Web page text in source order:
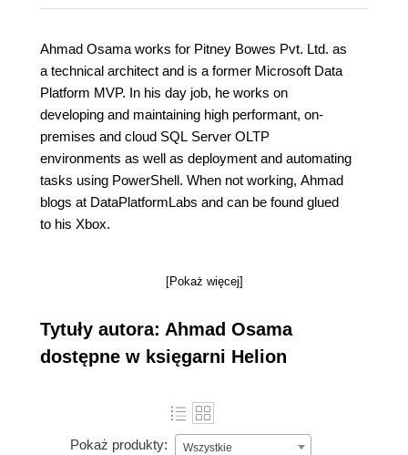
Ahmad Osama works for Pitney Bowes Pvt. Ltd. as
a technical architect and is a former Microsoft Data
Platform MVP. In his day job, he works on
developing and maintaining high performant, on-
premises and cloud SQL Server OLTP
environments as well as deployment and automating
tasks using PowerShell. When not working, Ahmad
blogs at DataPlatformLabs and can be found glued
to his Xbox.
[Pokaż więcej]
Tytuły autora: Ahmad Osama
dostępne w księgarni Helion
Pokaż produkty: Wszystkie